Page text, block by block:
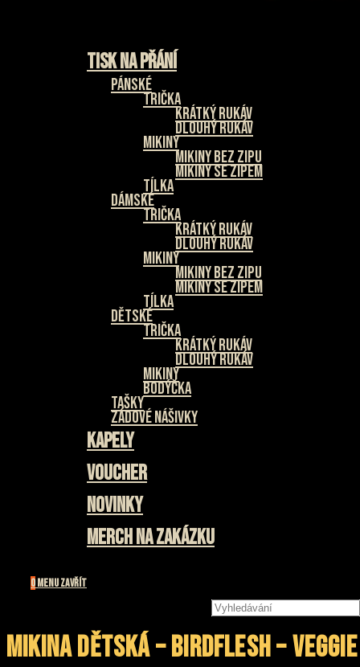
Tisk na přání
Pánské
Trička
Krátký rukáv
Dlouhý rukáv
Mikiny
Mikiny bez zipu
Mikiny se zipem
Tílka
Dámské
Trička
Krátký rukáv
Dlouhý rukáv
Mikiny
Mikiny bez zipu
Mikiny se zipem
Tílka
Dětské
Trička
Krátký rukáv
Dlouhý rukáv
Mikiny
Bodýčka
Tašky
Zádové nášivky
Kapely
Voucher
Novinky
Merch na zakázku
0MenuZavřít
Hledat
na
stránce
Mikina dětská – BIRDFLESH –